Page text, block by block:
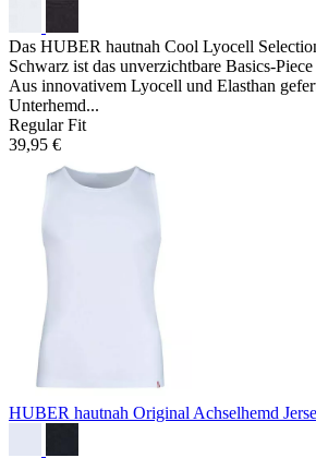
Das HUBER hautnah Cool Lyocell
Schwarz ist das unverzichtbare Basics-
Aus innovativem Lyocell und Elasthan
Unterhemd...
Regular Fit
39,95 €
HUBER hautnah Original Achselhemd